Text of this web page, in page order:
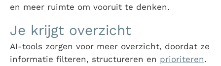
en meer ruimte om vooruit te denken.
Je krijgt overzicht
AI-tools zorgen voor meer overzicht, doordat ze
informatie filteren, structureren en prioriteren.